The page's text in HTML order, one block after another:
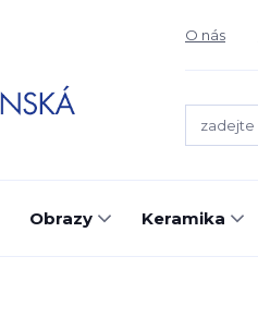
O nás
Obrazy Keramika